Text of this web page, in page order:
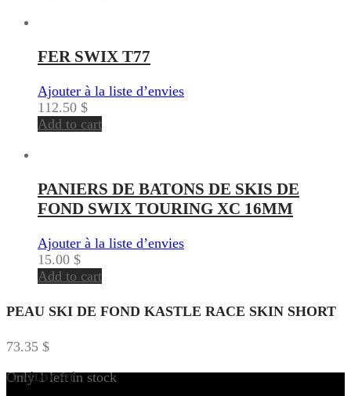
FER SWIX T77
Ajouter à la liste d’envies
112.50 $
Add to cart
PANIERS DE BATONS DE SKIS DE
FOND SWIX TOURING XC 16MM
Ajouter à la liste d’envies
15.00 $
Add to cart
PEAU SKI DE FOND KASTLE RACE SKIN SHORT
73.35 $
Only 1 left in stock
LE VÉLO CAFÉ